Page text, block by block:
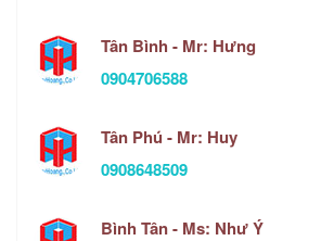
Tân Bình - Mr: Hưng
0904706588
Tân Phú - Mr: Huy
0908648509
Bình Tân - Ms: Như Ý